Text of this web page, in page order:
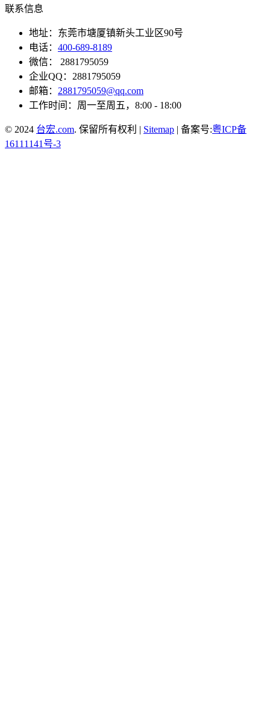
联系信息
地址：东莞市塘厦镇新头工业区90号
电话： 400-689-8189
微信： 2881795059
企业QQ：2881795059
邮箱： 2881795059@qq.com
工作时间：周一至周五，8:00 - 18:00
© 2024 台宏.com. 保留所有权利 | Sitemap | 备案号:粤ICP备
16111141号-3